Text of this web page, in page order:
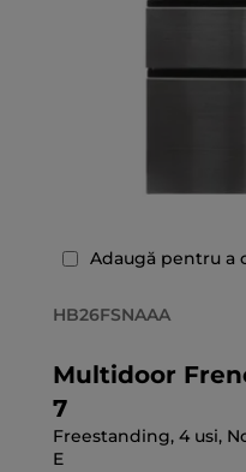
Adaugă pentru a
HB26FSNAAA
Multidoor
7
Freestanding, 4 usi,
E